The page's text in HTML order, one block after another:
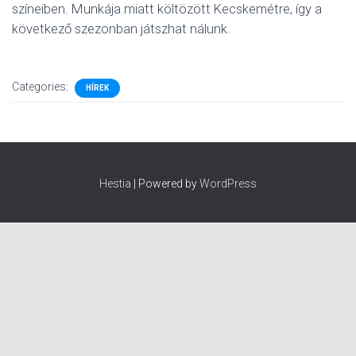
színeiben. Munkája miatt költözött Kecskemétre, így a
következő szezonban játszhat nálunk.
Categories: HÍREK
Hestia | Powered byWordPress